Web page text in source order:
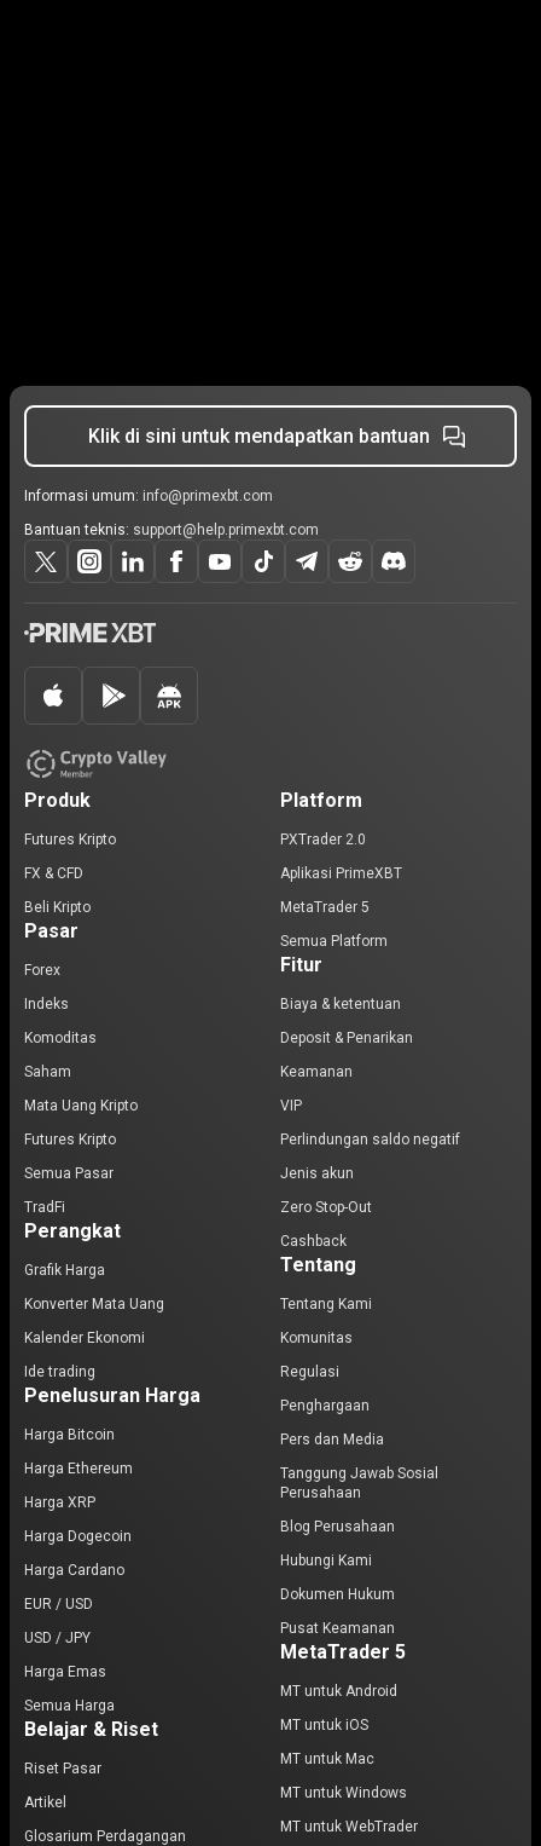
Klik di sini untuk mendapatkan bantuan
Informasi umum: info@primexbt.com
Bantuan teknis: support@help.primexbt.com
Produk
Futures Kripto
FX & CFD
Beli Kripto
Pasar
Forex
Indeks
Komoditas
Saham
Mata Uang Kripto
Futures Kripto
Semua Pasar
TradFi
Perangkat
Grafik Harga
Konverter Mata Uang
Kalender Ekonomi
Ide trading
Penelusuran Harga
Harga Bitcoin
Harga Ethereum
Harga XRP
Harga Dogecoin
Harga Cardano
EUR / USD
USD / JPY
Harga Emas
Semua Harga
Belajar & Riset
Riset Pasar
Artikel
Glosarium Perdagangan
Platform
PXTrader 2.0
Aplikasi PrimeXBT
MetaTrader 5
Semua Platform
Fitur
Biaya & ketentuan
Deposit & Penarikan
Keamanan
VIP
Perlindungan saldo negatif
Jenis akun
Zero Stop-Out
Cashback
Tentang
Tentang Kami
Komunitas
Regulasi
Penghargaan
Pers dan Media
Tanggung Jawab Sosial
Perusahaan
Blog Perusahaan
Hubungi Kami
Dokumen Hukum
Pusat Keamanan
MetaTrader 5
MT untuk Android
MT untuk iOS
MT untuk Mac
MT untuk Windows
MT untuk WebTrader